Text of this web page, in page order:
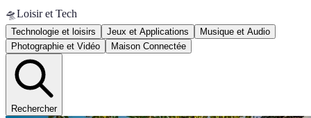
🛸Loisir et Tech
Technologie et loisirs Jeux et Applications
Musique et Audio
Photographie et Vidéo
Maison Connectée
Rechercher